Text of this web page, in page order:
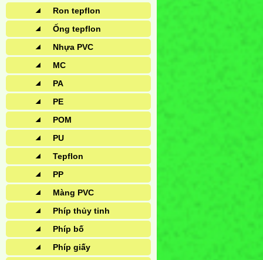
Ron tepflon
Ống tepflon
Nhựa PVC
MC
PA
PE
POM
PU
Tepflon
PP
Màng PVC
Phíp thủy tinh
Phíp bố
Phíp giấy